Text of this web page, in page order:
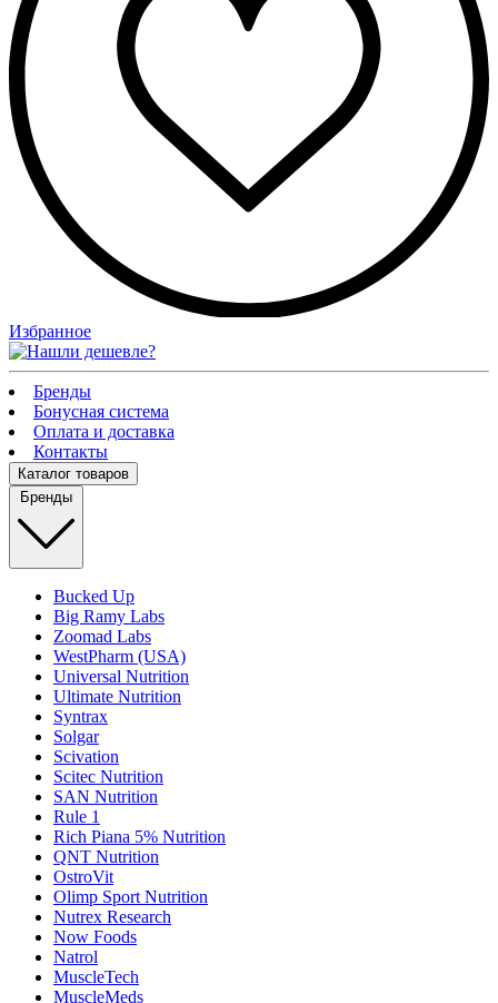
Избранное
Бренды
Бонусная система
Оплата и доставка
Контакты
Каталог товаров
Бренды
Bucked Up
Big Ramy Labs
Zoomad Labs
WestPharm (USA)
Universal Nutrition
Ultimate Nutrition
Syntrax
Solgar
Scivation
Scitec Nutrition
SAN Nutrition
Rule 1
Rich Piana 5% Nutrition
QNT Nutrition
OstroVit
Olimp Sport Nutrition
Nutrex Research
Now Foods
Natrol
MuscleTech
MuscleMeds